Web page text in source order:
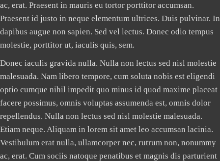
ac, erat. Praesent in mauris eu tortor porttitor accumsan.
Praesent id justo in neque elementum ultrices. Duis pulvinar. In
dapibus augue non sapien. Sed vel lectus. Donec odio tempus
molestie, porttitor ut, iaculis quis, sem.
Donec iaculis gravida nulla. Nulla non lectus sed nisl molestie
malesuada. Nam libero tempore, cum soluta nobis est eligendi
optio cumque nihil impedit quo minus id quod maxime placeat
facere possimus, omnis voluptas assumenda est, omnis dolor
repellendus. Nulla non lectus sed nisl molestie malesuada.
Etiam neque. Aliquam in lorem sit amet leo accumsan lacinia.
Vestibulum erat nulla, ullamcorper nec, rutrum non, nonummy
ac, erat. Cum sociis natoque penatibus et magnis dis parturient